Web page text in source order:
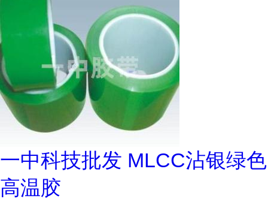
一中科技批发 MLCC沾银绿色
高温胶